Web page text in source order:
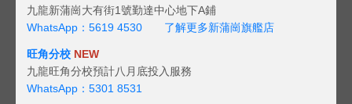
九龍新蒲崗大有街1號勤達中心地下A鋪
WhatsApp：5619 4530
了解更多新蒲崗旗艦店
旺角分校 NEW
九龍旺角分校預計八月底投入服務
WhatsApp：5301 8531